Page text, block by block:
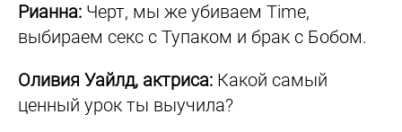
Рианна: Черт, мы же убиваем Time,
выбираем секс с Тупаком и брак с Бобом.
Оливия Уайлд, актриса: Какой самый
ценный урок ты выучила?